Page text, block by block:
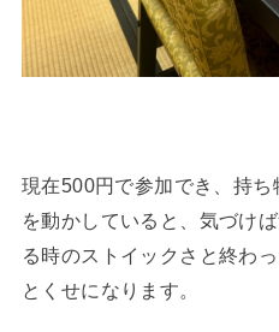
現在500円で参加でき、持
を動かしていると、気づけ
る時のストイックさと終わ
とくせになります。